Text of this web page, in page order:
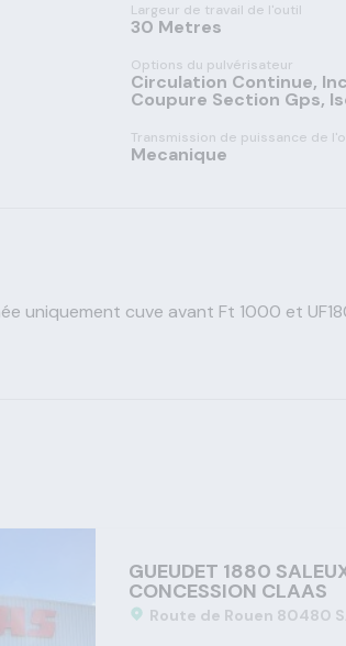
Largeur de travail de l'outil
30 Metres
Options du pulvérisateur
Circulation Continue,
Coupure Section Gps,
Transmission de puissance de
Mecanique
uniquement cuve avant Ft 1000 et
GUEUDET 1880
CONCESSION CLAAS
Route de Rouen 80480